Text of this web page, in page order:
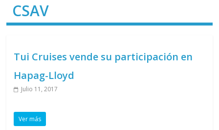
de
cruceros
solo
CSAV
Tui Cruises vende su participación en
Hapag-Lloyd
Julio 11, 2017
Ver más